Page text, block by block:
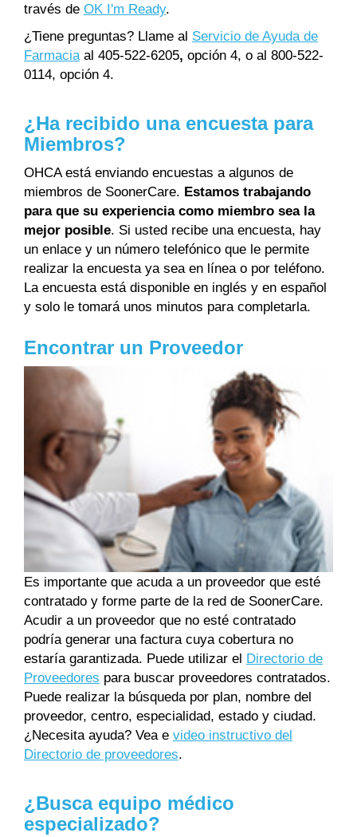
través de OK I'm Ready.
¿Tiene preguntas? Llame al Servicio de Ayuda de
Farmaciaal 405-522-6205, opción 4, o al 800-522-
0114, opción 4.
¿Ha recibido una encuesta para
Miembros?
OHCA está enviando encuestas a algunos de
miembros de SoonerCare. Estamos trabajando
para que su experiencia como miembro sea la
mejor posible. Si usted recibe una encuesta, hay
un enlace y un número telefónico que le permite
realizar la encuesta ya sea en línea o por teléfono.
La encuesta está disponible en inglés y en español
y solo le tomará unos minutos para completarla.
Encontrar un Proveedor
Es importante que acuda a un proveedor que esté
contratado y forme parte de la red de SoonerCare.
Acudir a un proveedor que no esté contratado
podría generar una factura cuya cobertura no
estaría garantizada. Puede utilizar el Directorio de
Proveedores para buscar proveedores contratados.
Puede realizar la búsqueda por plan, nombre del
proveedor, centro, especialidad, estado y ciudad.
¿Necesita ayuda? Vea e video instructivo del
Directorio de proveedores.
¿Busca equipo médico
especializado?